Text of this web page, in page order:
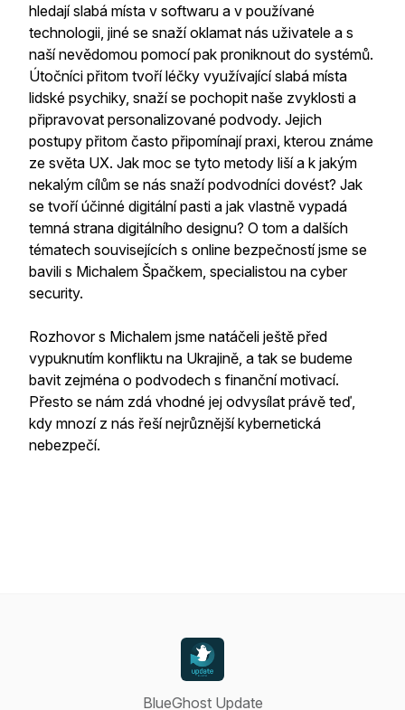
hledají slabá místa v softwaru a v používané
technologii, jiné se snaží oklamat nás uživatele a s
naší nevědomou pomocí pak proniknout do systémů.
Útočníci přitom tvoří léčky využívající slabá místa
lidské psychiky, snaží se pochopit naše zvyklosti a
připravovat personalizované podvody. Jejich
postupy přitom často připomínají praxi, kterou známe
ze světa UX. Jak moc se tyto metody liší a k jakým
nekalým cílům se nás snaží podvodníci dovést? Jak
se tvoří účinné digitální pasti a jak vlastně vypadá
temná strana digitálního designu? O tom a dalších
tématech souvisejících s online bezpečností jsme se
bavili s Michalem Špačkem, specialistou na cyber
security.
Rozhovor s Michalem jsme natáčeli ještě před
vypuknutím konfliktu na Ukrajině, a tak se budeme
bavit zejména o podvodech s finanční motivací.
Přesto se nám zdá vhodné jej odvysílat právě teď,
kdy mnozí z nás řeší nejrůznější kybernetická
nebezpečí.
BlueGhost Update